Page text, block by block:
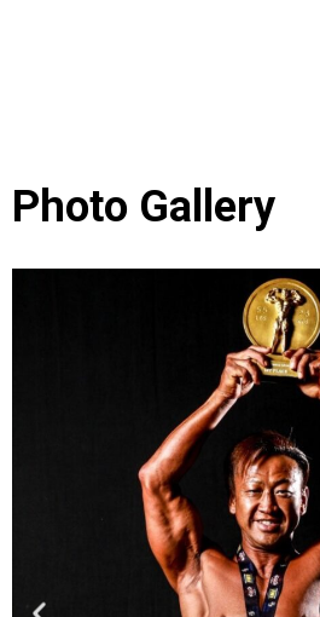
Photo Gallery